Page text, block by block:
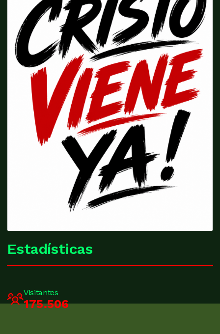
Estadísticas
Visitantes
175.506